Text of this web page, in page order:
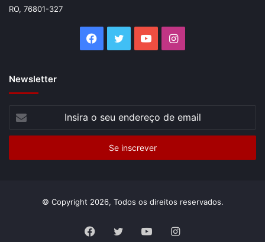
RO, 76801-327
Facebook
TwitterYouTubeInstagram
Newsletter
seu
de
© Copyright 2026, Todos os direitos reservados.
Facebook
TwitterYouTubeInstagram